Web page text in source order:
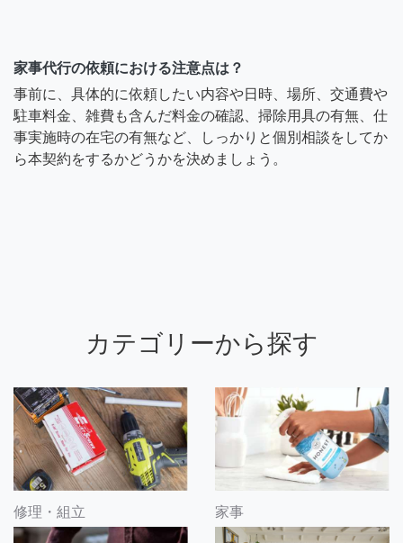
家事代行の依頼における注意点は？
事前に、具体的に依頼したい内容や日時、場所、交通費や
駐車料金、雑費も含んだ料金の確認、掃除用具の有無、仕
事実施時の在宅の有無など、しっかりと個別相談をしてか
ら本契約をするかどうかを決めましょう。
カテゴリーから探す
修理・組立 家事